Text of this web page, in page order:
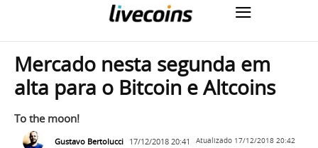
Mercado nesta segunda em
alta para o Bitcoin e Altcoins
To the moon!
Gustavo Bertolucci 17/12/2018 20:41 Atualizado 17/12/2018 20:42